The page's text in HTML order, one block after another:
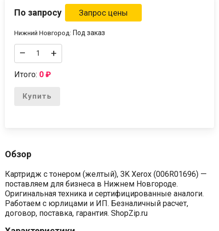
По запросу
Нижний Новгород: Под заказ
– +
Итого: 0₽
Купить
Обзор
Картридж с тонером (желтый), 3K Xerox (006R01696) —
поставляем для бизнеса в Нижнем Новгороде.
Оригинальная техника и сертифицированные аналоги.
Работаем с юрлицами и ИП. Безналичный расчет,
договор, поставка, гарантия. ShopZip.ru